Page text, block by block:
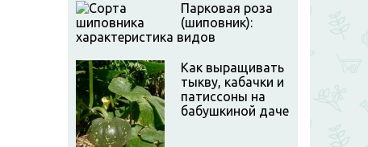
Парковая роза
(шиповник):
характеристика видов
Как выращивать
тыкву, кабачки и
патиссоны на
бабушкиной даче